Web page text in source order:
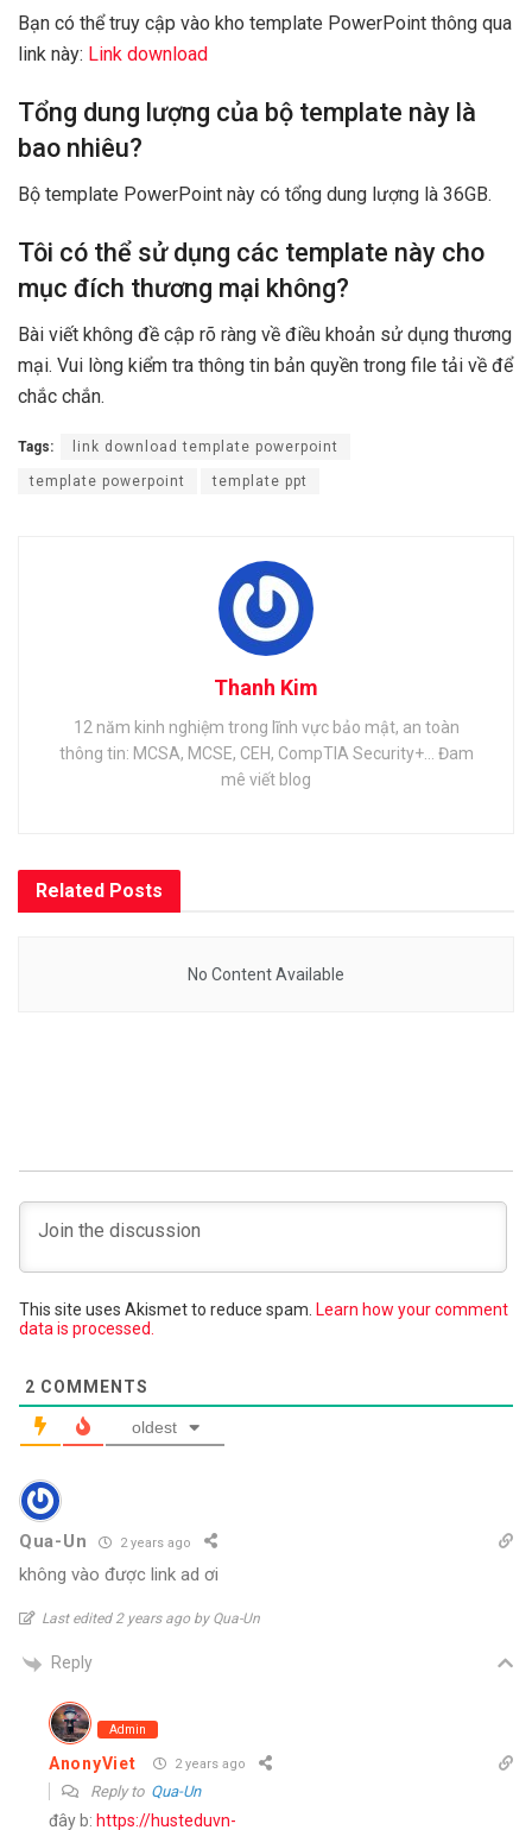
Bạn có thể truy cập vào kho template PowerPoint thông qua
link này: Link download
Tổng dung lượng của bộ template này là
bao nhiêu?
Bộ template PowerPoint này có tổng dung lượng là 36GB.
Tôi có thể sử dụng các template này cho
mục đích thương mại không?
Bài viết không đề cập rõ ràng về điều khoản sử dụng thương
mại. Vui lòng kiểm tra thông tin bản quyền trong file tải về để
chắc chắn.
Tags: link download template powerpoint
template powerpoint template ppt
Thanh Kim
12 năm kinh nghiệm trong lĩnh vực bảo mật, an toàn
thông tin: MCSA, MCSE, CEH, CompTIA Security+... Đam
mê viết blog
Related Posts
No Content Available
This site uses Akismet to reduce spam. Learn how your comment
data is processed.
2 COMMENTS
oldest
Qua-Un 2 years ago
không vào được link ad ơi
Last edited 2 years ago by Qua-Un
Reply
Admin
AnonyViet 2 years ago
Reply to Qua-Un
đây b: https://husteduvn-